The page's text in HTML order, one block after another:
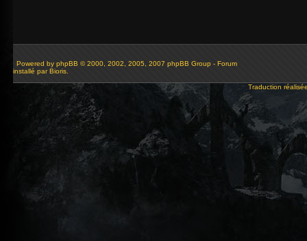
Powered by phpBB © 2000, 2002, 2005, 2007 phpBB Group - Forum
installé par Bioris.
Traduction